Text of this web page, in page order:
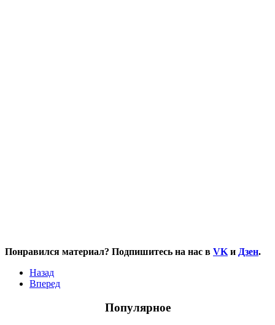
Понравился материал? Подпишитесь на нас в VK и Дзен.
Назад
Вперед
Популярное